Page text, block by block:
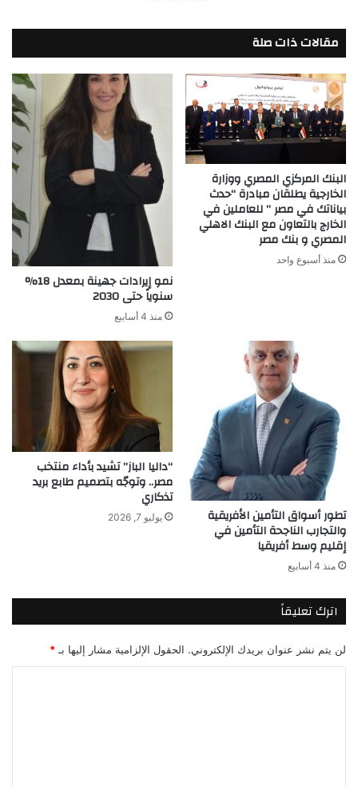
مقالات ذات صلة
البنك المركزي المصري ووزارة
الخارجية يطلقان مبادرة “حدث
بياناتك في مصر ” للعاملين في
الخارج بالتعاون مع البنك الاهلي
المصري و بنك مصر
منذ أسبوع واحد
نمو إيرادات جهينة بمعدل 18%
سنوياً حتى 2030
منذ 4 أسابيع
تطور أسواق التأمين الأفريقية
والتجارب الناجحة التأمين في
إقليم وسط أفريقيا
منذ 4 أسابيع
“داليا الباز” تشيد بأداء منتخب
مصر.. وتوجّه بتصميم طابع بريد
تذكاري
يوليو 7, 2026
اترك تعليقاً
لن يتم نشر عنوان بريدك الإلكتروني. الحقول الإلزامية مشار إليها بـ *